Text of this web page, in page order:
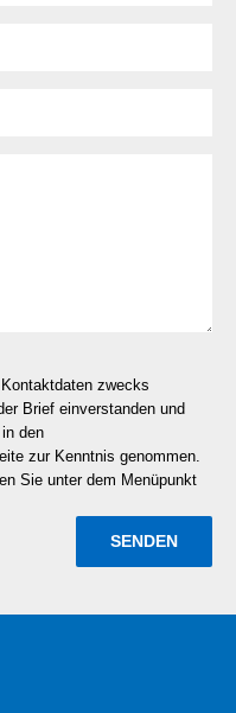
zwecks
Brief einverstanden und
den
zur Kenntnis genommen.
Sie unter dem Menüpunkt